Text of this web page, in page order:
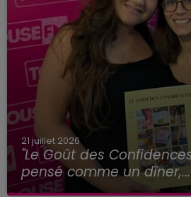
21 juillet 2026
"Le Goût des
pensé comme un dîner,...